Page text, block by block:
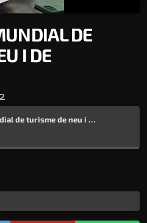
DE
I DE
11è Congrés mundial de turisme de neu i de muntanya